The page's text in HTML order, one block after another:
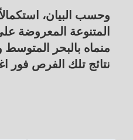
وحسب البيان،
نتائج تلك الفرص فور